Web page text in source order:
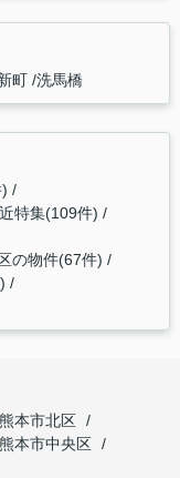
町 洗馬橋
特集(109件)
の物件(67件)
熊本市北区
熊本市中央区